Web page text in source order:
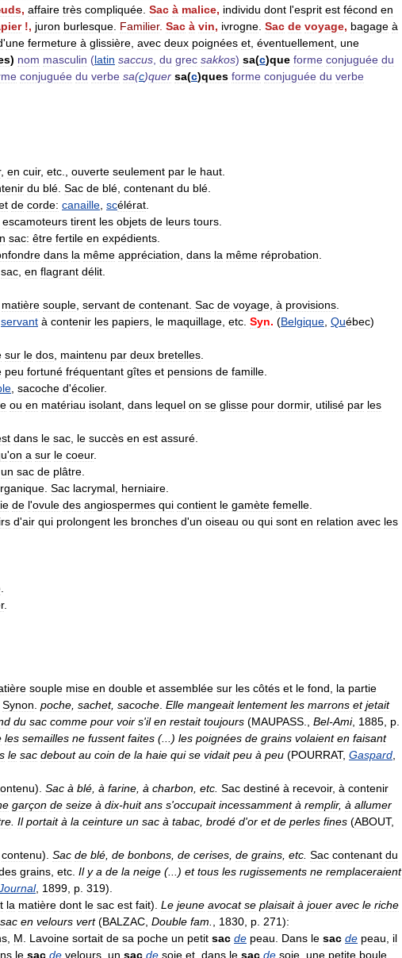
, affaire très compliquée Sac à malice, individu dont l'esprit est fécond en
!, juron burlesque Familier. Sac à vin, ivrogne Sac de voyage, bagage à
'une fermeture à glissière avec deux poignées et éventuellement une
) nom masculin (latin saccus du grec sakkos) sa(c)que forme conjuguée du
conjuguée du verbe sa(c)quer sa(c)ques forme conjuguée du verbe
, en cuir, etc ouverte seulement par le haut
du blé Sac de blé contenant du blé
de corde: canaille scélérat
escamoteurs tirent les objets de leurs tours
sac: être fertile en expédients
dans la même appréciation dans la même réprobation
sac en flagrant délit
matière souple servant de contenant Sac de voyage à provisions
servant à contenir les papiers le maquillage etc Syn. (Belgique Québec)
sur le dos maintenu par deux bretelles
peu fortuné fréquentant gîtes et pensions de famille
sacoche d'écolier.
ou en matériau isolant dans lequel on se glisse pour dormir, utilisé par les
dans le sac le succès en est assuré
'on a sur le coeur.
un sac de plâtre
Sac lacrymal herniaire
de l'ovule des angiospermes qui contient le gamète femelle
d'air qui prolongent les bronches d'un oiseau ou qui sont en relation avec les
.
souple mise en double et assemblée sur les côtés et le fond la partie
Synon poche sachet, sacoche Elle mangeait lentement les marrons et jetait
du sac comme pour voir s'il en restait toujours (MAUPASS Bel-Ami, 1885 p
les semailles ne fussent faites (...) les poignées de grains volaient en faisant
le sac debout au coin de la haie qui se vidait peu à peu (POURRAT, Gaspard
). Sac à blé à farine à charbon etc Sac destiné à recevoir, à contenir
garçon de seize à dix-huit ans s'occupait incessamment à remplir, à allumer
Il portait à la ceinture un sac à tabac brodé d'or et de perles fines (ABOUT,
contenu). Sac de blé de bonbons de cerises de grains etc Sac contenant du
grains etc Il y a de la neige (...) et tous les rugissements ne remplaceraient
, 1899 p 319).
la matière dont le sac est fait). Le jeune avocat se plaisait à jouer avec le riche
sac en velours vert(BALZAC Double fam 1830 p 271):
M Lavoine sortait de sa poche un petit sac de peau Dans le sac de peau
il
le sac de velours un sac de soie et dans le sac de soie une petite boule